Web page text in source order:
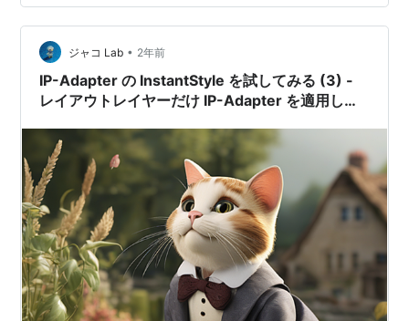
ジャコ Lab • 2年前
IP-Adapter の InstantStyle を試してみる (3) -
レイアウトレイヤーだけ IP-Adapter を適用して